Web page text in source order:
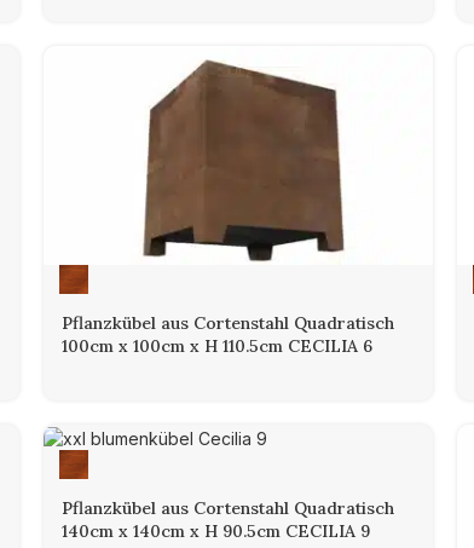
Pflanzkübel aus Cortenstahl Quadratisch
100cm x 100cm x H 110.5cm CECILIA 6
Pflanzkübel aus Cortenstahl Quadratisch
140cm x 140cm x H 90.5cm CECILIA 9